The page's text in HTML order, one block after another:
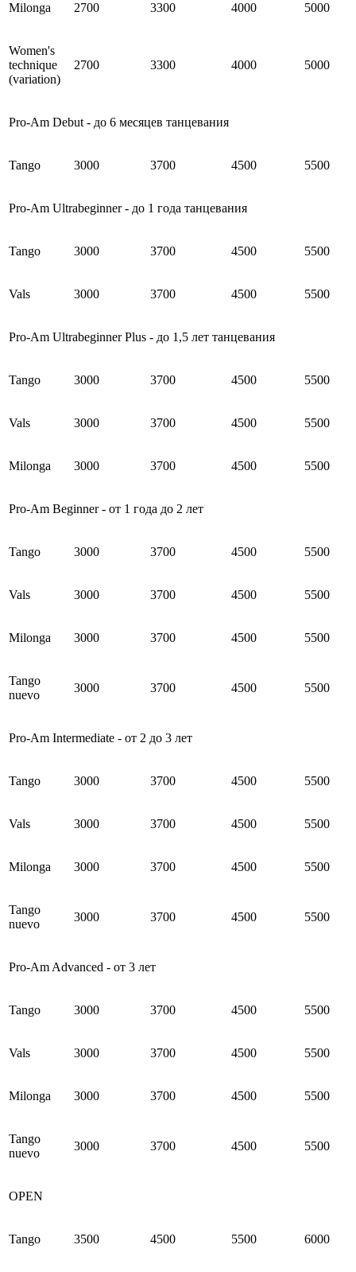
Milonga 2700 3300 4000 5000
Women's
technique
(variation)
2700 3300 4000 5000
Pro-Am Debut - до 6 месяцев танцевания
Tango 3000 3700 4500 5500
Pro-Am Ultrabeginner - до 1 года танцевания
Tango 3000 3700 4500 5500
Vals 3000 3700 4500 5500
Pro-Am Ultrabeginner Plus - до 1,5 лет танцевания
Tango 3000 3700 4500 5500
Vals 3000 3700 4500 5500
Milonga 3000 3700 4500 5500
Pro-Am Beginner - от 1 года до 2 лет
Tango 3000 3700 4500 5500
Vals 3000 3700 4500 5500
Milonga 3000 3700 4500 5500
Tango
nuevo
3000 3700 4500 5500
Pro-Am Intermediate - от 2 до 3 лет
Tango 3000 3700 4500 5500
Vals 3000 3700 4500 5500
Milonga 3000 3700 4500 5500
Tango
nuevo
3000 3700 4500 5500
Pro-Am Advanced - от 3 лет
Tango 3000 3700 4500 5500
Vals 3000 3700 4500 5500
Milonga 3000 3700 4500 5500
Tango
nuevo
3000 3700 4500 5500
OPEN
Tango 3500 4500 5500 6000